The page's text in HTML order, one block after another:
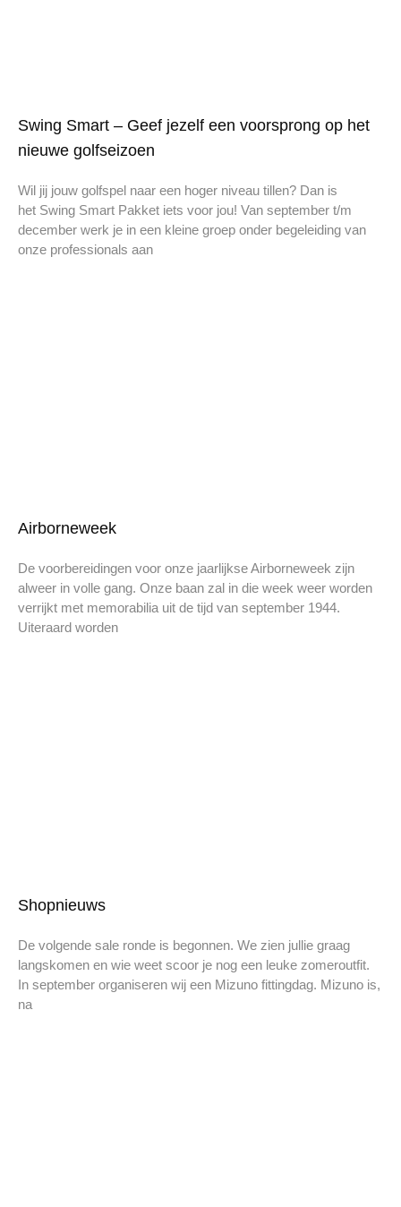
Swing Smart – Geef jezelf een voorsprong op het
nieuwe golfseizoen
Wil jij jouw golfspel naar een hoger niveau tillen? Dan is
het Swing Smart Pakket iets voor jou! Van september t/m
december werk je in een kleine groep onder begeleiding van
onze professionals aan
Airborneweek
De voorbereidingen voor onze jaarlijkse Airborneweek zijn
alweer in volle gang. Onze baan zal in die week weer worden
verrijkt met memorabilia uit de tijd van september 1944.
Uiteraard worden
Shopnieuws
De volgende sale ronde is begonnen. We zien jullie graag
langskomen en wie weet scoor je nog een leuke zomeroutfit.
In september organiseren wij een Mizuno fittingdag. Mizuno is,
na